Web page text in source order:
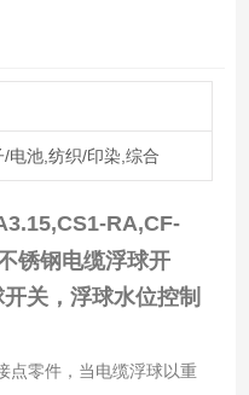
电池,纺织/印染,综合
RA,CF-
锈钢电缆浮球开
关，浮球水位控制
点零件，当电缆浮球以重